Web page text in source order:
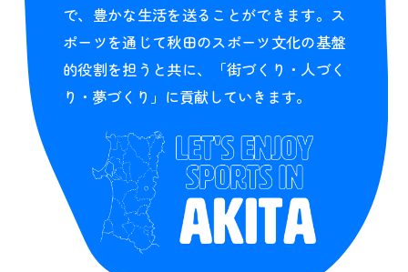
で、豊かな生活を送ることができます。ス
ポーツを通じて秋田のスポーツ文化の基盤
的役割を担うと共に、「街づくり・人づく
り・夢づくり」に貢献していきます。